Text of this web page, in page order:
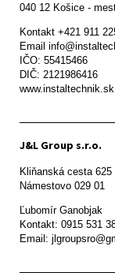
Kontakt +421 911
Email
IČO: 55415466
DIČ: 2121986416
www.instaltechnik.sk
J&L Group s.r.o.
Kliňanská cesta 625
Námestovo 029 01
Ľubomír Ganobjak
Kontakt: 0915 531
Email: